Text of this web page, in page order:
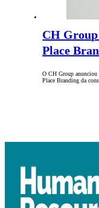
CH
Place
O CH Group anunciou
Place Branding da